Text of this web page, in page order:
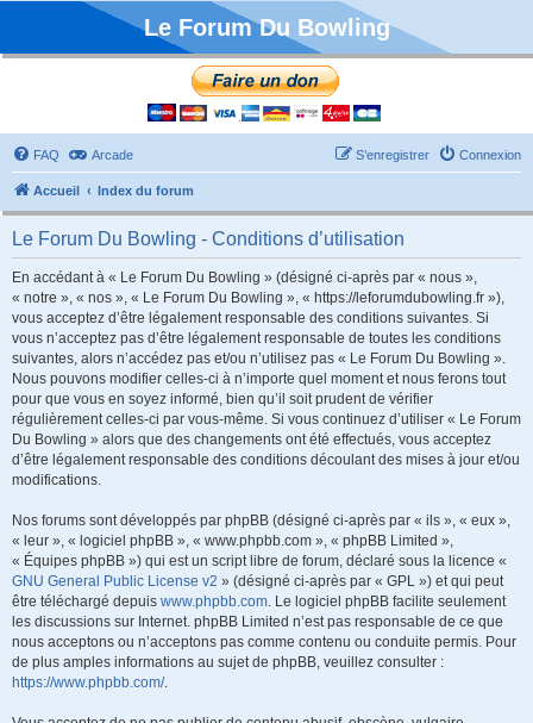
Le Forum Du Bowling
FAQ Arcade Connexion
S’enregistrer
Accueil Index du forum
Le Forum Du Bowling - Conditions d’utilisation
En accédant à « Le Forum Du Bowling » (désigné ci-après par « nous »,
« notre », « nos », « Le Forum Du Bowling », « https://leforumdubowling.fr »),
vous acceptez d’être légalement responsable des conditions suivantes. Si
vous n’acceptez pas d’être légalement responsable de toutes les conditions
suivantes, alors n’accédez pas et/ou n’utilisez pas « Le Forum Du Bowling ».
Nous pouvons modifier celles-ci à n’importe quel moment et nous ferons tout
pour que vous en soyez informé, bien qu’il soit prudent de vérifier
régulièrement celles-ci par vous-même. Si vous continuez d’utiliser « Le Forum
Du Bowling » alors que des changements ont été effectués, vous acceptez
d’être légalement responsable des conditions découlant des mises à jour et/ou
modifications.
Nos forums sont développés par phpBB (désigné ci-après par « ils », « eux »,
« leur », « logiciel phpBB », « www.phpbb.com », « phpBB Limited »,
« Équipes phpBB ») qui est un script libre de forum, déclaré sous la licence «
GNU General Public License v2 » (désigné ci-après par « GPL ») et qui peut
être téléchargé depuis www.phpbb.com. Le logiciel phpBB facilite seulement
les discussions sur Internet. phpBB Limited n’est pas responsable de ce que
nous acceptons ou n’acceptons pas comme contenu ou conduite permis. Pour
de plus amples informations au sujet de phpBB, veuillez consulter :
https://www.phpbb.com/.